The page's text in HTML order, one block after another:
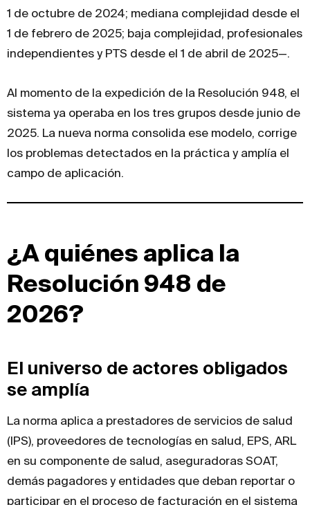
1 de octubre de 2024; mediana complejidad desde el
1 de febrero de 2025; baja complejidad, profesionales
independientes y PTS desde el 1 de abril de 2025—.
Al momento de la expedición de la Resolución 948, el
sistema ya operaba en los tres grupos desde junio de
2025. La nueva norma consolida ese modelo, corrige
los problemas detectados en la práctica y amplía el
campo de aplicación.
¿A quiénes aplica la
Resolución 948 de
2026?
El universo de actores obligados
se amplía
La norma aplica a prestadores de servicios de salud
(IPS), proveedores de tecnologías en salud, EPS, ARL
en su componente de salud, aseguradoras SOAT,
demás pagadores y entidades que deban reportar o
participar en el proceso de facturación en el sistema